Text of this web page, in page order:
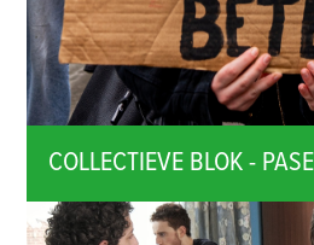
COLLECTIEVE BLOK -